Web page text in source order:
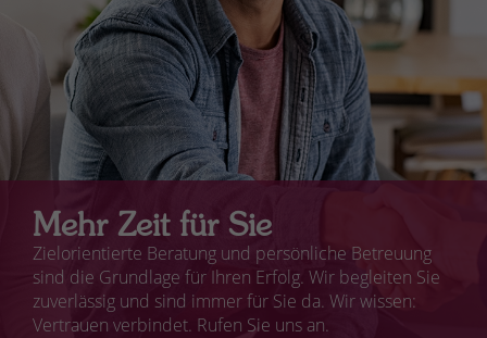
Mehr Zeit für Sie
Zielorientierte Beratung und persönliche Betreuung
sind die Grundlage für Ihren Erfolg. Wir begleiten Sie
zuverlässig und sind immer für Sie da. Wir wissen:
Vertrauen verbindet. Rufen Sie uns an.